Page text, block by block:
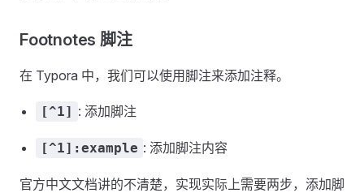
Footnotes 脚注
在 Typora 中，我们可以使用脚注来添加注释。
[^1] : 添加脚注
[^1]:example : 添加脚注内容
官方中文文档讲的不清楚，实现实际上需要两步，添加脚